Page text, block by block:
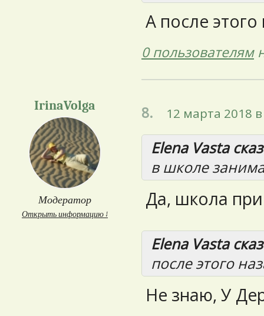
А после этого
0 пользователям
IrinaVolga
Модератор
Открыть информацию ↓
8. 12 марта 2018
Elena Vasta
в школе
Да, школа
Elena Vasta
после этого
Не знаю, У